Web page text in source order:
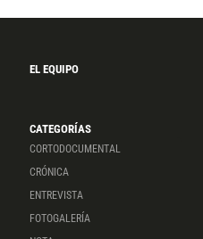
EL EQUIPO
CATEGORÍAS
CORTODOCUMENTAL
CRÓNICA
ENTREVISTA
FOTOGALERÍA